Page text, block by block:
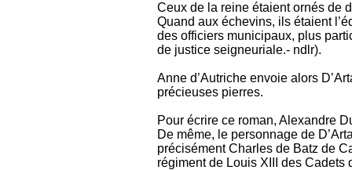
Ceux de la reine étaient ornés de
Quand aux échevins, ils étaient
des officiers municipaux, plus
de justice seigneuriale.- ndlr).
Anne d’Autriche envoie alors
précieuses pierres.
Pour écrire ce roman, Alexandre
De même, le personnage de
précisément Charles de Batz de
régiment de Louis XIII des Cadets